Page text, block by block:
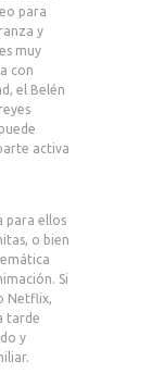
para
y
muy
con
el Belén
activa
para ellos
o bien
Si
Netflix,
tarde
y